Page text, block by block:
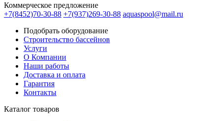
Коммерческое предложение
+7(8452)70-30-88 +7(937)269-30-88 aquaspool@mail.ru
Подобрать оборудование
Строительство бассейнов
Услуги
О Компании
Наши работы
Доставка и оплата
Гарантия
Контакты
Каталог товаров